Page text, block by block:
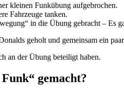
kleinen Funkübung aufgebrochen.
Fahrzeuge tanken.
in die Übung gebracht – Es
geholt und gemeinsam ein
an der Übung beteiligt haben.
gemacht?